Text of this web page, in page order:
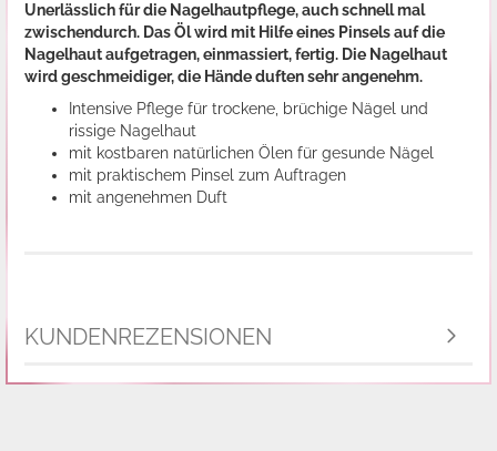
Unerlässlich für die Nagelhautpflege, auch schnell mal
zwischendurch. Das Öl wird mit Hilfe eines Pinsels auf die
Nagelhaut aufgetragen, einmassiert, fertig. Die Nagelhaut
wird geschmeidiger, die Hände duften sehr angenehm.
Intensive Pflege für trockene, brüchige Nägel und
rissige Nagelhaut
mit kostbaren natürlichen Ölen für gesunde Nägel
mit praktischem Pinsel zum Auftragen
mit angenehmen Duft
KUNDENREZENSIONEN